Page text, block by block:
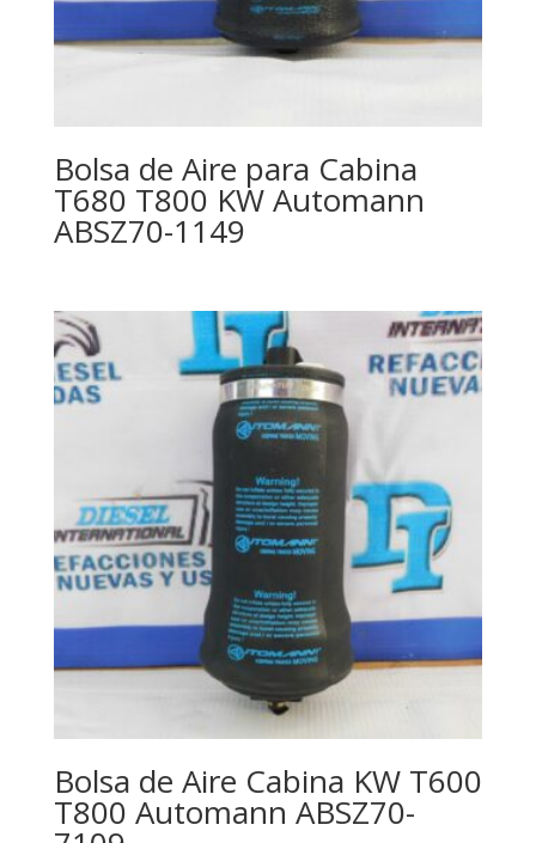
Bolsa de Aire para Cabina
T680 T800 KW Automann
ABSZ70-1149
Bolsa de Aire Cabina KW T600
T800 Automann ABSZ70-